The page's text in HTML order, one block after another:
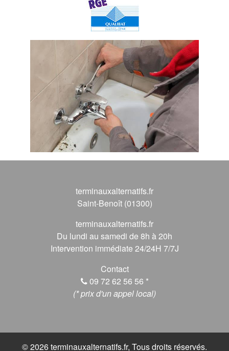
terminauxalternatifs.fr
Saint-Benoît (01300)
terminauxalternatifs.fr
Du lundi au samedi de 8h à 20h
Intervention immédiate 24/24H 7/7J
Contact
09 72 62 56 56 *
(* prix d'un appel local)
© 2026 terminauxalternatifs.fr, Tous droits réservés.